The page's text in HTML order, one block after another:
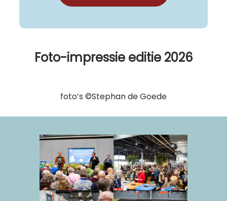
Foto-impressie editie 2026
foto’s ©Stephan de Goede